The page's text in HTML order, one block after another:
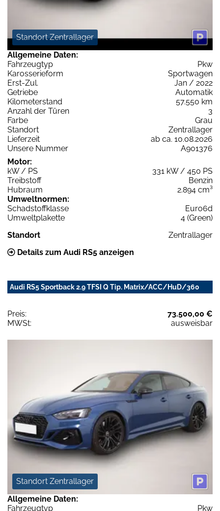
Standort Zentrallager
Allgemeine Daten:
Fahrzeugtyp
Pkw
Karosserieform
Sportwagen
Erst-Zul.
Jan / 2022
Getriebe
Automatik
Kilometerstand
57.550 km
Anzahl der Türen
3
Farbe
Grau
Standort
Zentrallager
Lieferzeit
ab ca. 10.08.2026
Unsere Nummer
A901376
Motor:
kW / PS
331 kW / 450 PS
Treibstoff
Benzin
Hubraum
2.894 cm³
Umweltnormen:
Schadstoffklasse
Euro6d
Umweltplakette
4 (Green)
Standort
Zentrallager
Details zum Audi RS5 anzeigen
Audi RS5 Sportback 2.9 TFSI Q Tip. Matrix/ACC/HuD/360
Preis:
73.500,00 €
MWSt:
ausweisbar
Standort Zentrallager
Allgemeine Daten:
Fahrzeugtyp
Pkw